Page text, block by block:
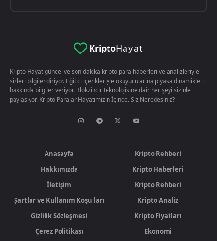
KriptoHayat
Kripto Hayat güncel ve son dakika kripto para haberleri ve analizleriyle
sizleri bilgilendiriyor. Eğitici içerikleriyle okuyucularina piyasa dinamikleri
hakkında bilgiler veriyor. Blokzincir teknolojisine dair her şeyi sizinle
paylaşıyor. Kripto Paralar Hayatımızın İçinde. Siz Neredesiniz?
Anasayfa
Hakkımızda
İletişim
Şartlar ve Kullanım Koşulları
Gizlilik Sözleşmesi
Çerez Politikası
Kripto Rehberi
Kripto Haberleri
Kripto Rehberi
Kripto Analiz
Kripto Fiyatları
Ekonomi